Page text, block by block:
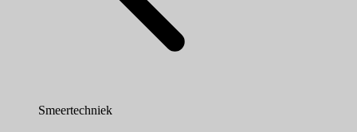
Smeertechniek